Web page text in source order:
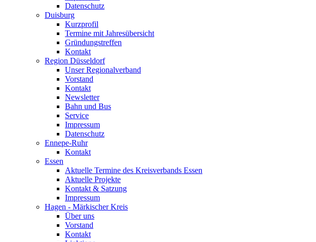
Datenschutz
Duisburg
Kurzprofil
Termine mit Jahresübersicht
Gründungstreffen
Kontakt
Region Düsseldorf
Unser Regionalverband
Vorstand
Kontakt
Newsletter
Bahn und Bus
Service
Impressum
Datenschutz
Ennepe-Ruhr
Kontakt
Essen
Aktuelle Termine des Kreisverbands Essen
Aktuelle Projekte
Kontakt & Satzung
Impressum
Hagen - Märkischer Kreis
Über uns
Vorstand
Kontakt